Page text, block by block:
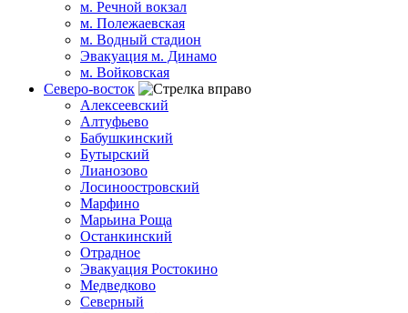
м. Речной вокзал
м. Полежаевская
м. Водный стадион
Эвакуация м. Динамо
м. Войковская
Северо-восток
Алексеевский
Алтуфьево
Бабушкинский
Бутырский
Лианозово
Лосиноостровский
Марфино
Марьина Роща
Останкинский
Отрадное
Эвакуация Ростокино
Медведково
Северный